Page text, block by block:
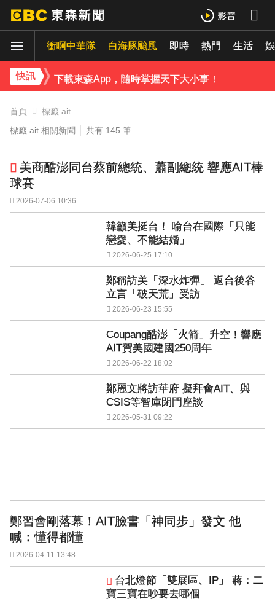
衝啊中華隊 白海豚颱風 即時 熱門 生活
快訊
下載東森App，隨時掌握天下大小事！
《理財達人秀》X 安聯投信免費講座報名中！搶先卡位 2027
下載東森App，隨時掌握天下大小事！
首頁
標籤 ait
標籤 ait 相關新聞 │ 共有 145 筆
美商酷澎同台蔡前總統、蕭副總統 響應AIT棒
球賽
2026-07-06 10:36
韓籲美挺台！ 喻台在國際「只能
戀愛、不能結婚」
2026-06-25 17:10
鄭稱訪美「深水炸彈」 返台後谷
立言「破天荒」受訪
2026-06-23 15:55
Coupang酷澎「火箭」升空！響應
AIT賀美國建國250周年
2026-06-22 18:02
鄭麗文將訪華府 擬拜會AIT、與
CSIS等智庫閉門座談
2026-05-31 09:22
鄭習會剛落幕！AIT臉書「神同步」發文 他
喊：懂得都懂
2026-04-11 13:48
台北燈節「雙展區、IP」 蔣：二
寶三寶在吵要去哪個